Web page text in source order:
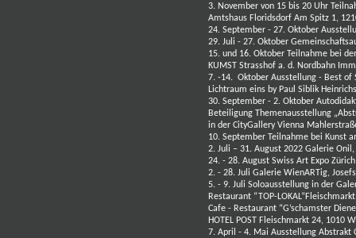
3. November von 15 bis 20 Uhr
Amtshaus Floridsdorf Am Spitz 1,
24. September - 27. Oktober
29. Juli - 27. Oktober
15. und 16. Oktober Teilnahme bei
KUMST Strasshof a. d. Nordbahn
7. -14. Oktober Ausstellung - Best of
Lichtraum eins by Paul Siblik
30. September - 2. Oktober
Beteiligung Themenausstellung
in der CityGallery Vienna
10. September Teilnahme bei Kunst
2. Juli – 31. August 2022 Galerie
24. - 28. August Swiss Art Expo
2. - 28. Juli Galerie WienARTig,
5. - 9. Juli Soloausstellung in der
Restaurant “TOP-
Cafe - Restaurant “G’schamster
HOTEL POST Fleischmarkt 24, 1010
7. April - 4. Mai Ausstellung Abstrakt